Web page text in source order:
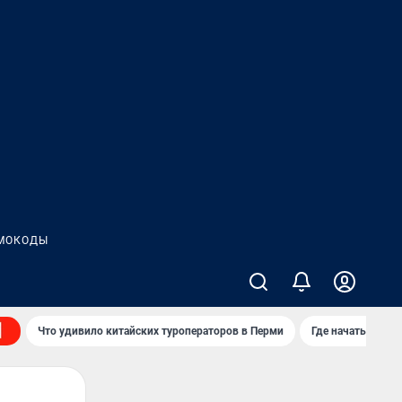
Что удивило китайских туроператоров в Перми Где начать